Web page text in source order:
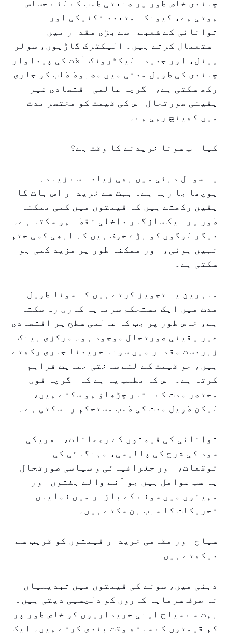
چاندی خاص طور پر صنعتی طلب کے لئے حساس
ہوتی ہے، کیونکہ متعدد تکنیکی اور
توانائی کے شعبے اسے بڑی مقدار میں
استعمال کرتے ہیں۔ الیکٹرک گاڑیوں، سولر
پینل، اور جدید الیکٹرونک آلات کی پیداوار
چاندی کی طویل مدتی میں مضبوط طلب کو جاری
رکھ سکتی ہے، اگرچہ عالمی اقتصادی غیر
یقینی صورتحال اس کی قیمت کو مختصر مدت
میں کھینچ رہی ہے۔
کیا اب سونا خریدنے کا وقت ہے؟
یہ سوال دبئی میں بھی زیادہ سے زیادہ
پوچھا جا رہا ہے۔ بہت سے خریدار اس بات کا
یقین رکھتے ہیں کہ قیمتوں میں کمی ممکنہ
طور پر ایک سازگار داخلی نقطہ ہو سکتا ہے۔
دیگر لوگوں کو بڑے خوف ہیں کہ ابھی کمی ختم
نہیں ہوئی، اور ممکنہ طور پر مزید کمی ہو
سکتی ہے۔
ماہرین یہ تجویز کرتے ہیں کہ سونا طویل
مدت میں ایک مستحکم سرمایہ کاری رہ سکتا
ہے، خاص طور پر جب کہ عالمی سطح پر اقتصادی
غیر یقینی صورتحال موجود ہو۔ مرکزی بینک
زبردست مقدار میں سونا خریدنا جاری رکھتے
ہیں، جو قیمت کے لئے ساختی حمایت فراہم
کرتا ہے۔ اس کا مطلب یہ ہے کہ اگرچہ قوی
مختصر مدت کے اتار چڑھاؤ ہو سکتے ہیں،
لیکن طویل مدت کی طلب مستحکم رہ سکتی ہے۔
توانائی کی قیمتوں کے رجحانات، امریکی
سود کی شرح کی پالیسی، مہنگائی کی
توقعات، اور جغرافیائی و سیاسی صورتحال
یہ سب عوامل ہیں جو آنے والے ہفتوں اور
مہینوں میں سونے کے بازار میں نمایاں
تحریکات کا سبب بن سکتے ہیں۔
سیاح اور مقامی خریدار قیمتوں کو قریب سے
دیکھتے ہیں
دبئی میں، سونے کی قیمتوں میں تبدیلیاں
نہ صرف سرمایہ کاروں کو دلچسپی دیتی ہیں۔
بہت سے سیاح اپنی خریداریوں کو خاص طور پر
کم قیمتوں کے ساتھ وقت بندی کرتے ہیں۔ ایک